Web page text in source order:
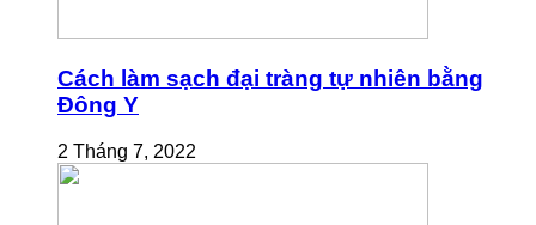
Cách làm sạch đại tràng tự nhiên bằng
Đông Y
2 Tháng 7, 2022